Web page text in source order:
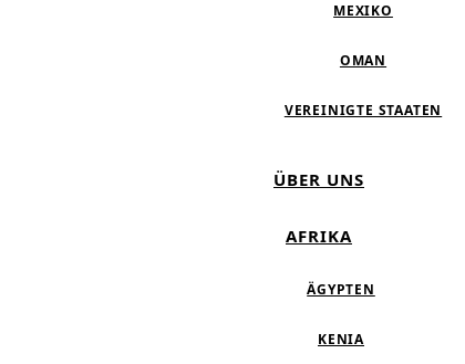
MEXIKO
OMAN
VEREINIGTE STAATEN
ÜBER UNS
AFRIKA
ÄGYPTEN
KENIA